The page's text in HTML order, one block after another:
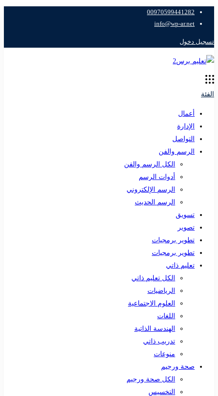
00970599441282
info@wp-ar.net
تسجيل دخول
الفئة
أعمال
الإدارة
التواصل
الرسم والفن
الكل الرسم والفن
أدوات الرسم
الرسم الإلكتروني
الرسم الحديث
تسويق
تصوير
تطوير برمجيات
تطوير برمجيات
تعليم ذاتي
الكل تعليم ذاتي
الرياضيات
العلوم الاجتماعية
اللغات
الهندسة الذاتية
تدريب ذاتي
منوعات
صحة ورجيم
الكل صحة ورجيم
التخسيس